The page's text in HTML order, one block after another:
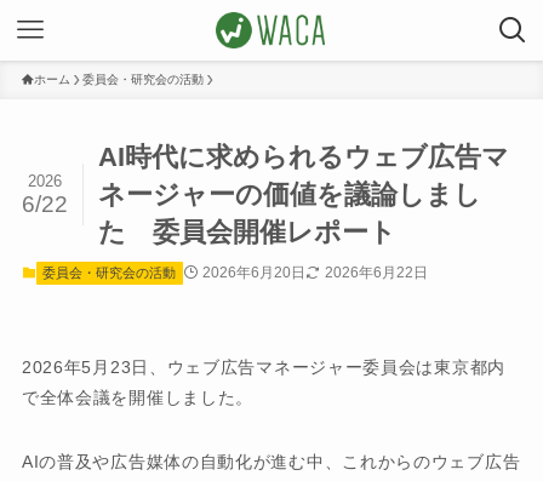
ホーム 委員会・研究会の活動
AI時代に求められるウェブ広告マ
ネージャーの価値を議論しまし
た 委員会開催レポート
2026
6/22
委員会・研究会の活動 2026年6月20日 2026年6月22日
2026年5月23日、ウェブ広告マネージャー委員会は東京都内
で全体会議を開催しました。
AIの普及や広告媒体の自動化が進む中、これからのウェブ広告